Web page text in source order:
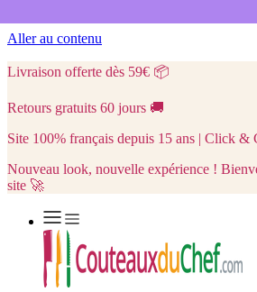
Aller au contenu
Livraison offerte dès 59€ 📦
Retours gratuits 60 jours 🚚
Site 100% français depuis 15 ans | Click &
Nouveau look, nouvelle expérience !
site 🚀